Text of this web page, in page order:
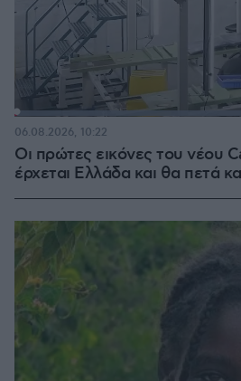
Loaded
Οι πρώτες εικόνες του νέου
έρχεται Ελλάδα και θα πετά
06.08.2026, 10:22